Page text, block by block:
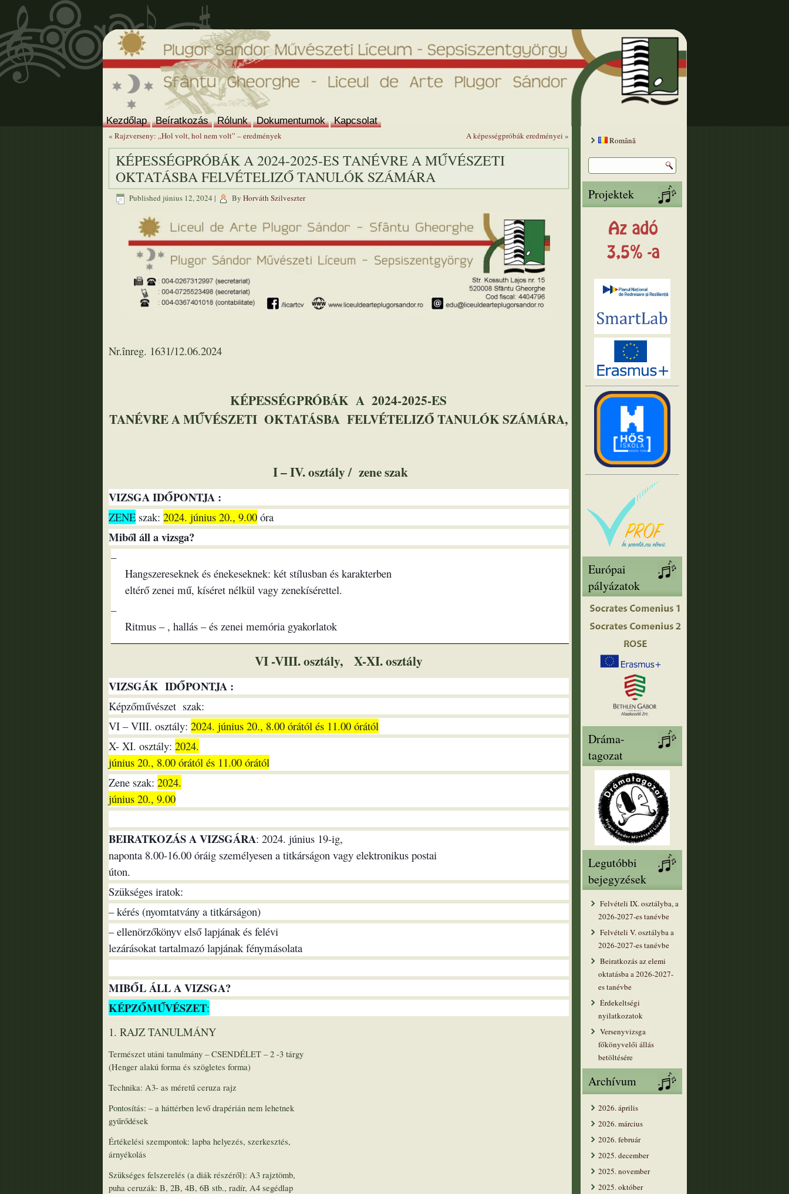
Kezdőlap Beíratkozás Rólunk Dokumentumok Kapcsolat
« Rajzverseny: „Hol volt, hol nem volt” – eredmények A képességpróbák eredményei »
KÉPESSÉGPRÓBÁK A 2024-2025-ES TANÉVRE A MŰVÉSZETI
OKTATÁSBA FELVÉTELIZŐ TANULÓK SZÁMÁRA
Published június 12, 2024 | By Horváth Szilveszter
Nr.înreg. 1631/12.06.2024
KÉPESSÉGPRÓBÁK A 2024-2025-ES
TANÉVRE A MŰVÉSZETI OKTATÁSBA FELVÉTELIZŐ TANULÓK SZÁMÁRA,
I – IV. osztály / zene szak
VIZSGA IDŐPONTJA :
ZENEszak: 2024. június 20., 9.00óra
Miből áll a vizsga?
–
Hangszereseknek és énekeseknek: két stílusban és karakterben
eltérő zenei mű, kíséret nélkül vagy zenekísérettel.
–
Ritmus – , hallás – és zenei memória gyakorlatok
VI -VIII. osztály, X-XI. osztály
VIZSGÁK IDŐPONTJA :
Képzőművészet szak:
VI – VIII. osztály: 2024. június 20., 8.00 órától és 11.00 órától
X- XI. osztály: 2024.
június 20., 8.00 órától és 11.00 órától
Zene szak: 2024.
június 20., 9.00
BEIRATKOZÁS A VIZSGÁRA: 2024. június 19-ig,
naponta 8.00-16.00 óráig személyesen a titkárságon vagy elektronikus postai
úton.
Szükséges iratok:
– kérés (nyomtatvány a titkárságon)
– ellenörzőkönyv első lapjának és felévi
lezárásokat tartalmazó lapjának fénymásolata
MIBŐL ÁLL A VIZSGA?
KÉPZŐMŰVÉSZET:
1. RAJZ TANULMÁNY
Természet utáni tanulmány – CSENDÉLET – 2 -3 tárgy
(Henger alakú forma és szögletes forma)
Technika: A3- as méretű ceruza rajz
Pontosítás: – a háttérben levő drapérián nem lehetnek
gyűrődések
Értékelési szempontok: lapba helyezés, szerkesztés,
árnyékolás
Szükséges felszerelés (a diák részéről): A3 rajztömb,
puha ceruzák: B, 2B, 4B, 6B stb., radír, A4 segédlap
Română
Projektek
Európai
pályázatok
Dráma-
tagozat
Legutóbbi
bejegyzések
Felvételi IX. osztályba, a
2026-2027-es tanévbe
Felvételi V. osztályba a
2026-2027-es tanévbe
Beiratkozás az elemi
oktatásba a 2026-2027-
es tanévbe
Érdekeltségi
nyilatkozatok
Versenyvizsga
főkönyvelői állás
betöltésére
Archívum
2026. április
2026. március
2026. február
2025. december
2025. november
2025. október